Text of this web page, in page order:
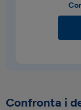
Confronta i